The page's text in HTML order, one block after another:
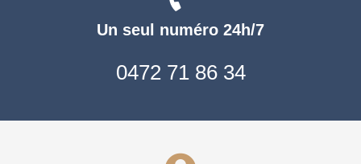
Un seul numéro 24h/7
0472 71 86 34